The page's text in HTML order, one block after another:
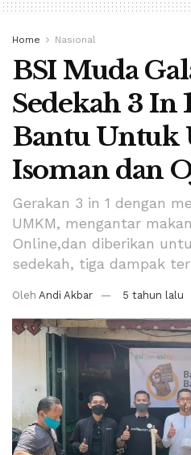
Home Nasional
BSI Muda
Sedekah 3 In
Bantu Untuk
Isoman dan
Gerakan 3 in 1 dengan
UMKM, mengantar
Online,dan diberikan
sedekah, tiga dampak
Oleh Andi Akbar 5 tahun lalu